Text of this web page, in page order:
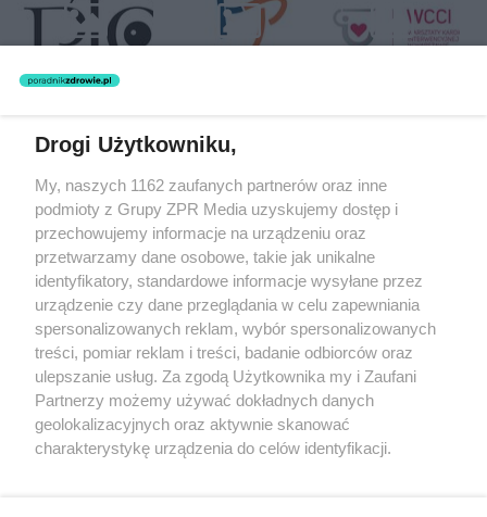
Żaden utwór zamieszczony w serwisie nie może być powielany i
rozpowszechniany lub dalej rozpowszechniany w jakikolwiek sposób
(w tym także elektroniczny lub mechaniczny) na jakimkolwiek polu
eksploatacji w jakiejkolwiek formie, włącznie z umieszczaniem w
Internecie bez pisemnej zgody właściciela praw. Jakiekolwiek użycie
lub wykorzystanie utworów w całości lub w części z naruszeniem
prawa, tzn. bez właściwej zgody, jest zabronione pod groźbą kary i
może być ścigane prawnie.
O nas
Drogi Użytkowniku,
My, naszych 1162 zaufanych partnerów oraz inne
podmioty z Grupy ZPR Media uzyskujemy dostęp i
przechowujemy informacje na urządzeniu oraz
przetwarzamy dane osobowe, takie jak unikalne
identyfikatory, standardowe informacje wysyłane przez
urządzenie czy dane przeglądania w celu zapewniania
spersonalizowanych reklam, wybór spersonalizowanych
treści, pomiar reklam i treści, badanie odbiorców oraz
ulepszanie usług. Za zgodą Użytkownika my i Zaufani
Partnerzy możemy używać dokładnych danych
geolokalizacyjnych oraz aktywnie skanować
charakterystykę urządzenia do celów identyfikacji.